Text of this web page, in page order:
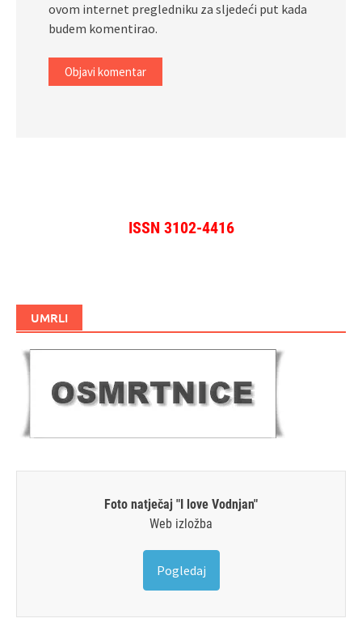
ovom internet pregledniku za sljedeći put kada
budem komentirao.
ISSN 3102-4416
UMRLI
Foto natječaj "I love Vodnjan"
Web izložba
Pogledaj